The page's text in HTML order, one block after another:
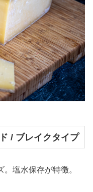
/ ブレイクタイプ
塩水保存が特徴。